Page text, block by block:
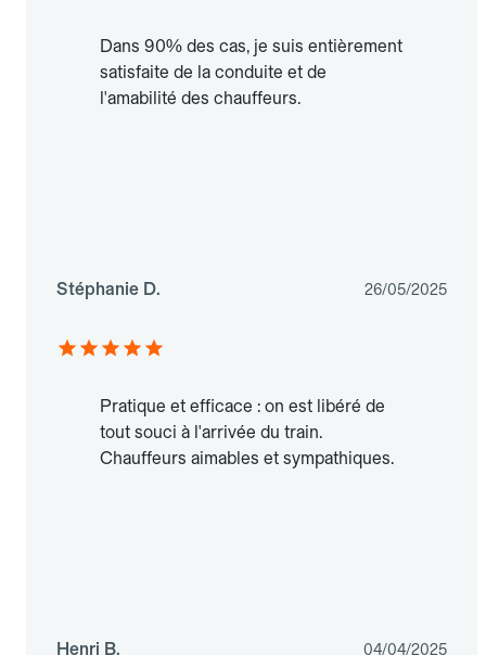
Dans 90% des cas, je suis entièrement
satisfaite de la conduite et de
l'amabilité des chauffeurs.
Stéphanie D. 26/05/2025
Pratique et efficace : on est libéré de
tout souci à l'arrivée du train.
Chauffeurs aimables et sympathiques.
Henri B. 04/04/2025